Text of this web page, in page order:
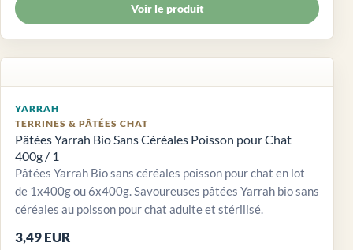
Voir le produit
YARRAH
TERRINES & PÂTÉES CHAT
Pâtées Yarrah Bio Sans Céréales Poisson pour Chat
400g / 1
Pâtées Yarrah Bio sans céréales poisson pour chat en lot
de 1x400g ou 6x400g. Savoureuses pâtées Yarrah bio sans
céréales au poisson pour chat adulte et stérilisé.
3,49 EUR